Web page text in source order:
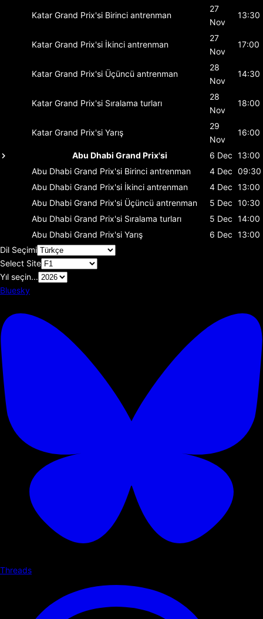
Katar Grand Prix'si Birinci antrenman
27
Nov
13:30
Katar Grand Prix'si İkinci antrenman
27
Nov
17:00
Katar Grand Prix'si Üçüncü antrenman
28
Nov
14:30
Katar Grand Prix'si Sıralama turları
28
Nov
18:00
Katar Grand Prix'si Yarış
29
Nov
16:00
Abu Dhabi Grand Prix'si 6 Dec 13:00
Abu Dhabi Grand Prix'si Birinci antrenman 4 Dec 09:30
Abu Dhabi Grand Prix'si İkinci antrenman 4 Dec 13:00
Abu Dhabi Grand Prix'si Üçüncü antrenman 5 Dec 10:30
Abu Dhabi Grand Prix'si Sıralama turları 5 Dec 14:00
Abu Dhabi Grand Prix'si Yarış 6 Dec 13:00
Dil Seçimi
Select Site
Yıl seçin...
Bluesky
Threads